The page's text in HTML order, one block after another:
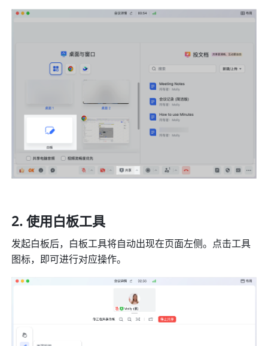
使用白板工具
发起白板后，白板工具将自动出现在页面左侧。点击工具
图标，即可进行对应操作。